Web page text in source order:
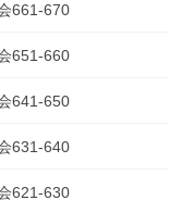
661-670
651-660
641-650
631-640
621-630